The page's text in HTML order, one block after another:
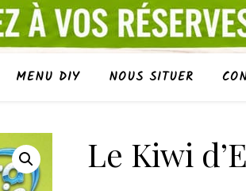
MENU DIY NOUS SITUER
Le Kiwi